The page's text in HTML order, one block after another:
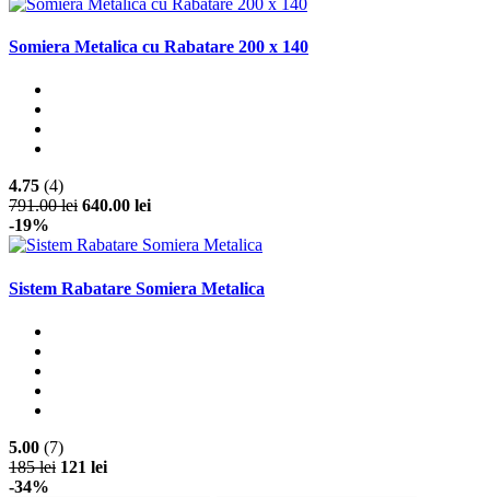
Somiera Metalica cu Rabatare 200 x 140
4.75 (4)
791.00 lei 640.00 lei
-19%
Sistem Rabatare Somiera Metalica
5.00 (7)
185 lei 121 lei
-34%